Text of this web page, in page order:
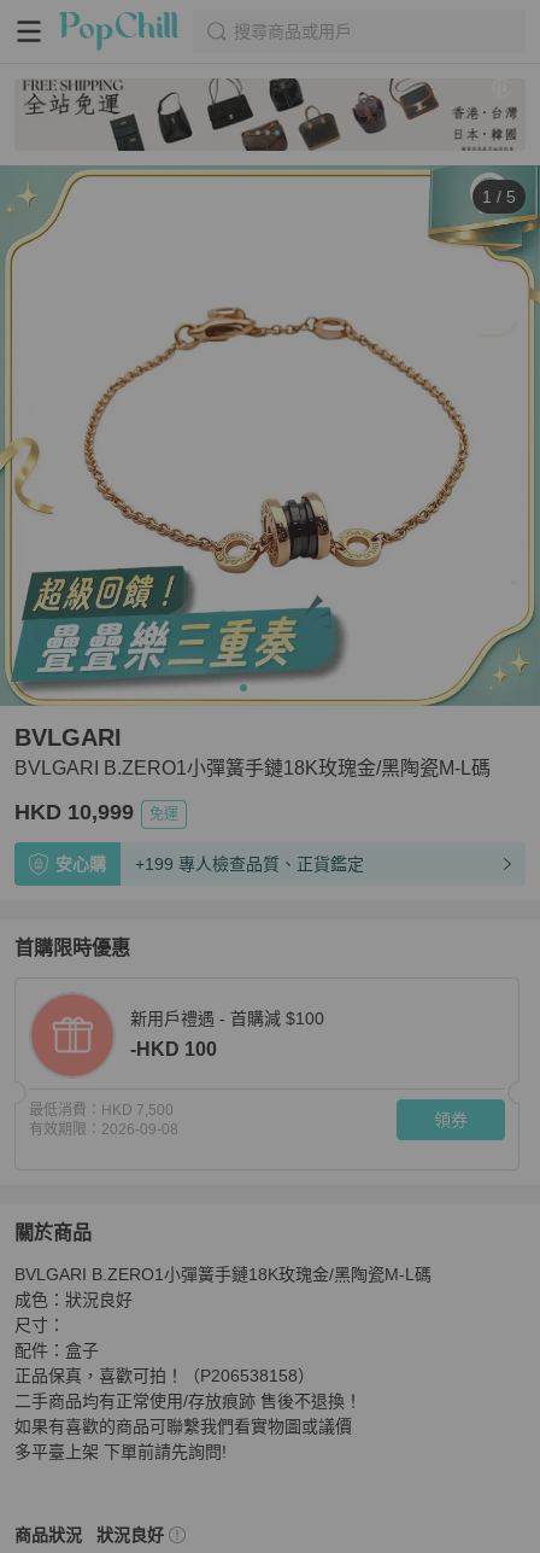
搜尋商品或用戶
1 / 5
BVLGARI B.ZERO1小彈簧手鏈18K玫瑰金/黑陶瓷M-L碼
BVLGARI
HKD 10,999 免運
安心購 +199 專人檢查品質、正貨鑑定
首購限時優惠
新用戶禮遇 - 首購減 $100
-HKD 100
最低消費： HKD 7,500
有效期限： 2026-09-08 領券
關於商品
關於BVLGARI B.ZERO1小彈簧手鏈18K玫瑰金/黑陶瓷M-L碼
BVLGARI B.ZERO1小彈簧手鏈18K玫瑰金/黑陶瓷M-L碼
成色：狀況良好
尺寸：
配件：盒子
正品保真，喜歡可拍！（P206538158）
二手商品均有正常使用/存放痕跡 售後不退換！
如果有喜歡的商品可聯繫我們看實物圖或議價
多平臺上架 下單前請先詢問!
商品狀況
BVLGARI 女士配件商品狀態與細節
狀況良好